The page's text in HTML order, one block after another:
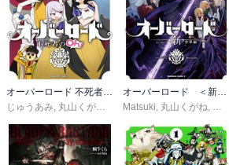
オーバーロード 不死者のOh！
じゅうあみ, 丸山くがね ｓｏ－ｂｉｎ
オーバーロード ＜新＞世界編
Matsuki, 丸山くがね, ｓ